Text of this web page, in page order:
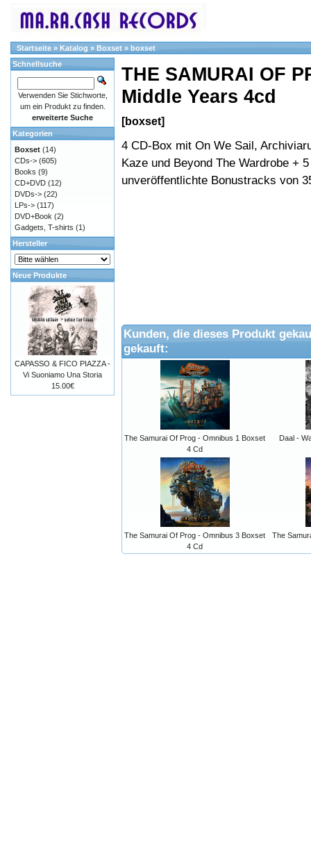
Startseite » Katalog » Boxset » boxset
THE SAMURAI OF
Middle Years 4cd
[boxset]
4 CD-Box mit On We Sail,
Kaze und Beyond The Wardrobe + 5
unveröffentlichte Bonustracks von
Kunden, die dieses Produkt
gekauft:
The Samurai Of Prog - Omnibus 1 Boxset
4 Cd
Daal -
The Samurai Of Prog - Omnibus 3 Boxset
4 Cd
The
Schnellsuche
Verwenden Sie Stichworte,
um ein Produkt zu finden.
erweiterte Suche
Kategorien
Boxset (14)
CDs-> (605)
Books (9)
CD+DVD (12)
DVDs-> (22)
LPs-> (117)
DVD+Book (2)
Gadgets, T-shirts (1)
Hersteller
Neue Produkte
CAPASSO & FICO PIAZZA -
Vi Suoniamo Una Storia
15.00€